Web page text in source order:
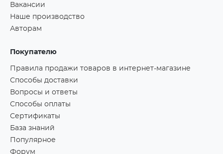
Вакансии
Наше производство
Авторам
Покупателю
Правила продажи товаров в интернет-магазине
Способы доставки
Вопросы и ответы
Способы оплаты
Сертификаты
База знаний
Популярное
Форум